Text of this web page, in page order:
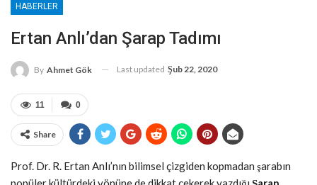
HABERLER
Ertan Anlı’dan Şarap Tadımı
By Ahmet Gök Last updated Şub 22, 2020
0
11
Share
Prof. Dr. R. Ertan Anlı’nın bilimsel çizgiden kopmadan şarabın